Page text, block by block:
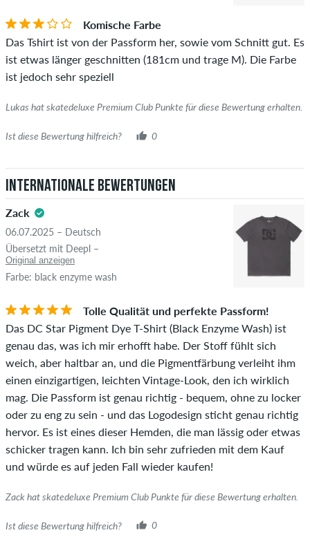
Ob die Bewertung von einer Person stammt, die diesen
Artikel wirklich gekauft hat, erkennst du am grünen Haken
neben dem Namen mit dem Zusatz "Verifizierter Kauf". Bei
diesen Personen wurde der Kauf anhand ihrer Bestellungen
überprüft. Bei Bewertungen ohne grünen Haken, können wir
wirklich besitzen oder besessen haben.
Komische Farbe
Das Tshirt ist von der Passform her, sowie vom Schnitt gut. Es
ist etwas länger geschnitten (181cm und trage M). Die Farbe
ist jedoch sehr speziell
Lukas hat skatedeluxe Premium Club Punkte für diese Bewertung erhalten.
Ist diese Bewertung hilfreich? 0
Internationale Bewertungen
Zack
06.07.2025 – Deutsch
Übersetzt mit Deepl –
Original anzeigen
Farbe: black enzyme wash
Tolle Qualität und perfekte Passform!
Das DC Star Pigment Dye T-Shirt (Black Enzyme Wash) ist
genau das, was ich mir erhofft habe. Der Stoff fühlt sich
weich, aber haltbar an, und die Pigmentfärbung verleiht ihm
einen einzigartigen, leichten Vintage-Look, den ich wirklich
mag. Die Passform ist genau richtig - bequem, ohne zu locker
oder zu eng zu sein - und das Logodesign sticht genau richtig
hervor. Es ist eines dieser Hemden, die man lässig oder etwas
schicker tragen kann. Ich bin sehr zufrieden mit dem Kauf
und würde es auf jeden Fall wieder kaufen!
Zack hat skatedeluxe Premium Club Punkte für diese Bewertung erhalten.
Ist diese Bewertung hilfreich? 0